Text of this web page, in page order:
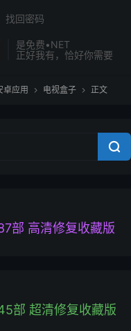
是免费•NET
正好我有，恰好你需要
找回密码
卓应用  电视盒子  正文

部 高清修复收藏版
部 超清修复收藏版